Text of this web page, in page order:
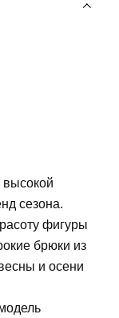
сезона.
фигуры
брюки из
и осени